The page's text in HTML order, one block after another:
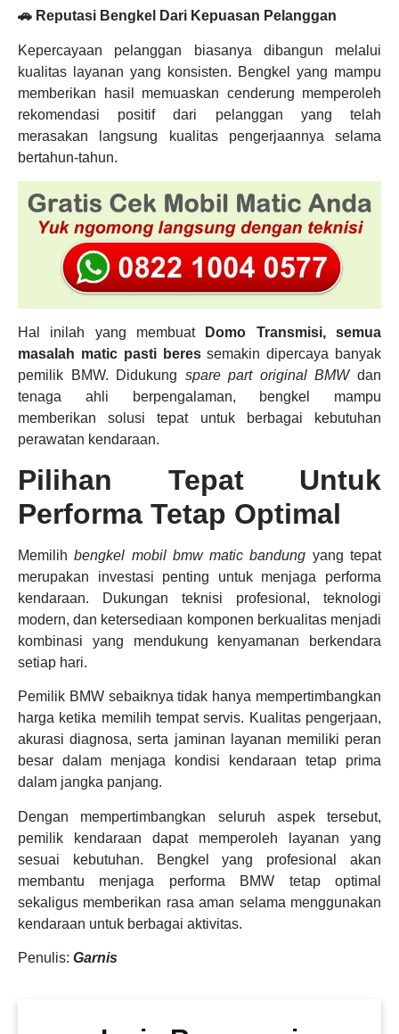
🚗 Reputasi Bengkel Dari Kepuasan Pelanggan
Kepercayaan pelanggan biasanya dibangun melalui
kualitas layanan yang konsisten. Bengkel yang mampu
memberikan hasil memuaskan cenderung memperoleh
rekomendasi positif dari pelanggan yang telah
merasakan langsung kualitas pengerjaannya selama
bertahun-tahun.
Hal inilah yang membuat
Domo Transmisi, semua
masalah matic pasti beressemakin dipercaya banyak
pemilik BMW. Didukung spare part original BMWdan
tenaga ahli berpengalaman, bengkel mampu
memberikan solusi tepat untuk berbagai kebutuhan
perawatan kendaraan.
Pilihan Tepat Untuk
Performa Tetap Optimal
Memilihbengkel mobil bmw matic bandung yang tepat
merupakan investasi penting untuk menjaga performa
kendaraan. Dukungan teknisi profesional, teknologi
modern, dan ketersediaan komponen berkualitas menjadi
kombinasi yang mendukung kenyamanan berkendara
setiap hari.
Pemilik BMW sebaiknya tidak hanya mempertimbangkan
harga ketika memilih tempat servis. Kualitas pengerjaan,
akurasi diagnosa, serta jaminan layanan memiliki peran
besar dalam menjaga kondisi kendaraan tetap prima
dalam jangka panjang.
Dengan mempertimbangkan seluruh aspek tersebut,
pemilik kendaraan dapat memperoleh layanan yang
sesuai kebutuhan. Bengkel yang profesional akan
membantu menjaga performa BMW tetap optimal
sekaligus memberikan rasa aman selama menggunakan
kendaraan untuk berbagai aktivitas.
Penulis: Garnis